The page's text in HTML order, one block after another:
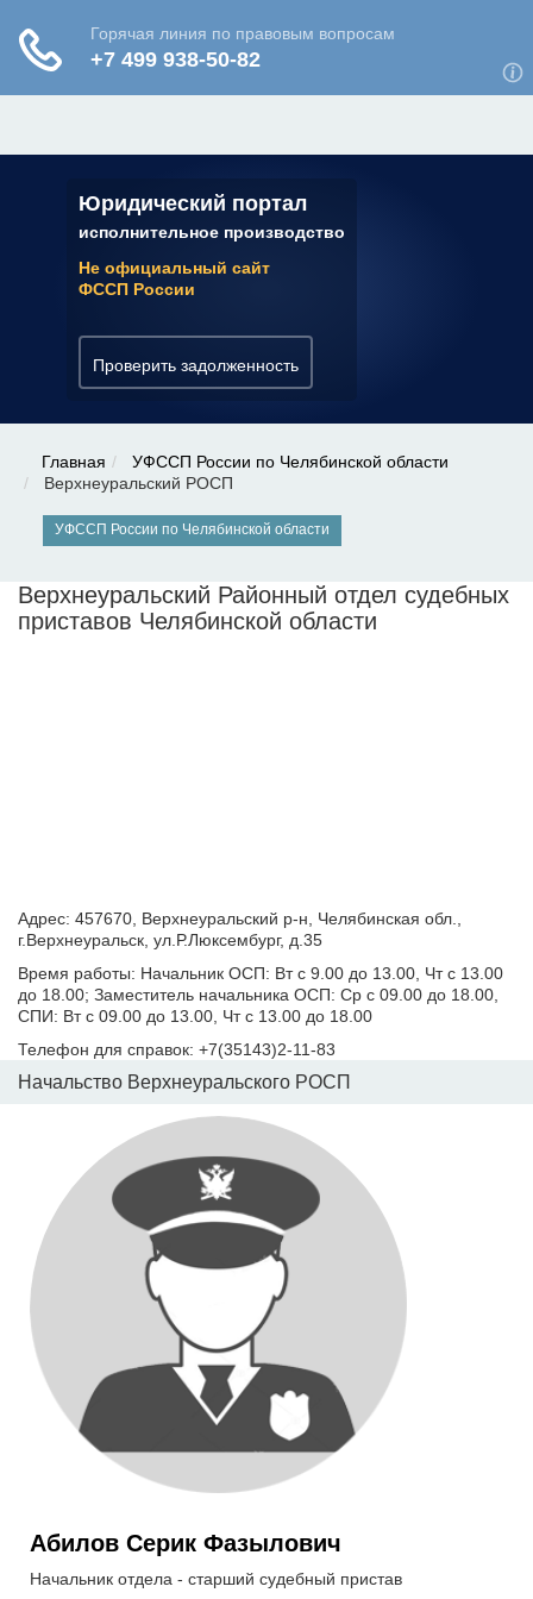
Юридический портал
исполнительное производство
Не официальный сайт
ФССП России
Проверить задолженность
✆ 7 (800) 350-22-64
Главная
УФССП России по Челябинской области
Верхнеуральский РОСП
УФССП России по Челябинской области
Верхнеуральский Районный отдел судебных
приставов Челябинской области
Адрес: 457670, Верхнеуральский р-н, Челябинская обл.,
г.Верхнеуральск, ул.Р.Люксембург, д.35
Время работы: Начальник ОСП: Вт с 9.00 до 13.00, Чт с 13.00
до 18.00; Заместитель начальника ОСП: Ср с 09.00 до 18.00,
СПИ: Вт с 09.00 до 13.00, Чт с 13.00 до 18.00
Телефон для справок: +7(35143)2-11-83
Начальство Верхнеуральского РОСП
Абилов Серик Фазылович
Начальник отдела - старший судебный пристав